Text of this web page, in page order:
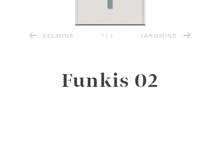
EELMINE 1 | 2 JÄRGMINE
Funkis 02